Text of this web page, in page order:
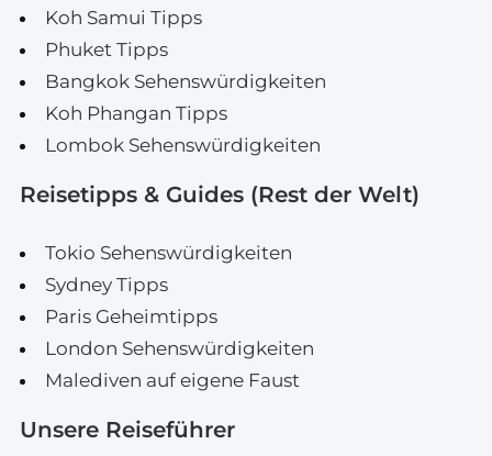
Koh Samui Tipps
Phuket Tipps
Bangkok Sehenswürdigkeiten
Koh Phangan Tipps
Lombok Sehenswürdigkeiten
Reisetipps & Guides (Rest der Welt)
Tokio Sehenswürdigkeiten
Sydney Tipps
Paris Geheimtipps
London Sehenswürdigkeiten
Malediven auf eigene Faust
Unsere Reiseführer